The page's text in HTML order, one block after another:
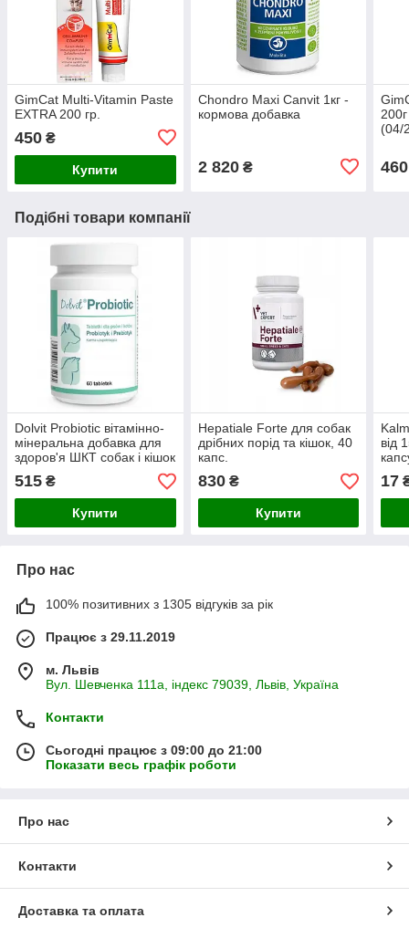
GimCat Multi-Vitamin Paste
EXTRA 200 гр.
450 ₴
Купити
Chondro Maxi Canvit 1кг -
кормова добавка
2 820₴
(04/
460
Подібні товари компанії
Dolvit Probiotic вітамінно-
мінеральна добавка для
здоров'я ШКТ собак і кішок
515 ₴
Купити
Hepatiale Forte для собак
дрібних порід та кішок, 40
капс.
830₴
Купити
від
17
Про нас
100% позитивних з 1305 відгуків за рік
Працює з 29.11.2019
м. Львів
Вул. Шевченка 111а, індекс 79039, Львів, Україна
Контакти
Сьогодні працює з 09:00 до 21:00
Показати весь графік роботи
Про нас
Контакти
Доставка та оплата